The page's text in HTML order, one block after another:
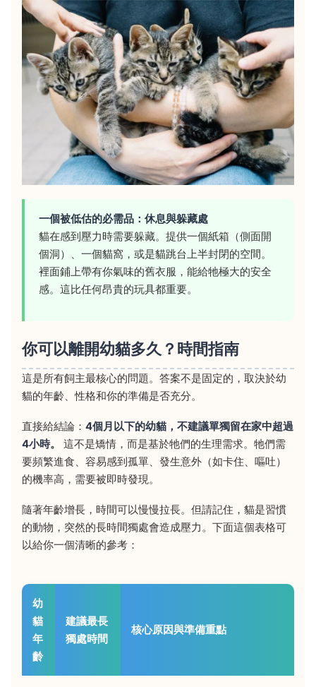
一個被低估的必需品：休息與躲藏處
貓在感到壓力時需要躲藏。提供一個紙箱（側面開
個洞）、一個貓窩，或是貓跳台上半封閉的空間。
裡面鋪上帶有你氣味的舊衣服，能給牠極大的安全
感。這比任何昂貴的玩具都重要。
你可以離開幼貓多久？時間指南
這是所有飼主最核心的問題。答案不是固定的，取決於幼
貓的年齡、性格和你的準備是否充分。
直接給結論： 4個月以下的幼貓，不建議單獨留在家中超過
4小時。
這不是矯情，而是基於牠們的生理需求。牠們需
要頻繁進食、容易感到孤單、發生意外（如卡住、嘔吐）
的機率高，需要被即時發現。
隨著年齡增長，時間可以慢慢拉長。但請記住，貓是習慣
的動物，突然的長時間獨處會造成壓力。下面這個表格可
以給你一個清晰的參考：
幼
貓
年
齡
建議最長
獨處時間
核心原因與準備重點